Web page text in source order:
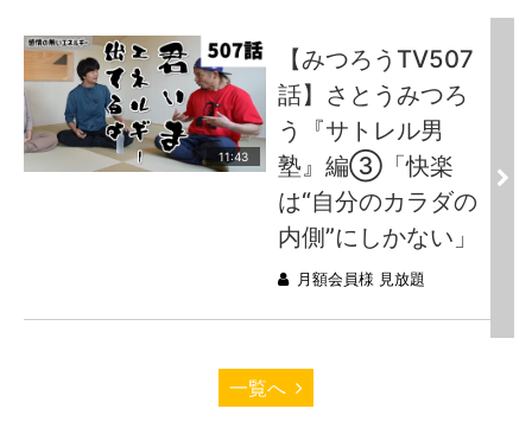
11:43
【みつろうTV507
話】さとうみつろ
う『サトレル男
塾』編③「快楽
は“自分のカラダの
内側”にしかない」
月額会員様 見放題
一覧へ